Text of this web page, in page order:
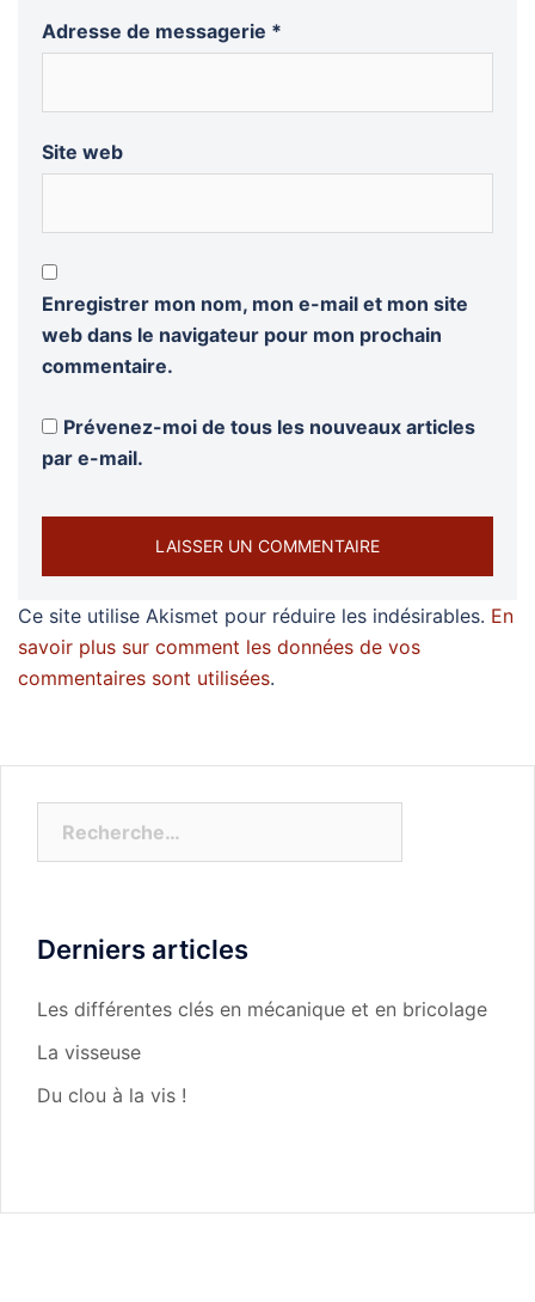
Adresse de messagerie *
Site web
Enregistrer mon nom, mon e-mail et mon site
web dans le navigateur pour mon prochain
commentaire.
Prévenez-moi de tous les nouveaux articles
par e-mail.
Ce site utilise Akismet pour réduire les indésirables. En
savoir plus sur comment les données de vos
commentaires sont utilisées.
Derniers articles
Les différentes clés en mécanique et en bricolage
La visseuse
Du clou à la vis !